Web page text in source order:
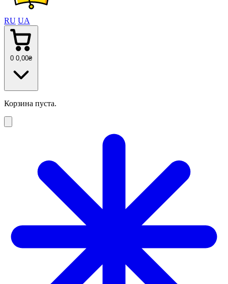
RU UA
0 0 ,00₴
Корзина пуста.